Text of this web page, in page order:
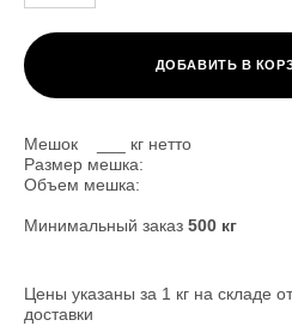
ДОБАВИТЬ В
Мешок ___ кг нетто
Размер мешка:
Объем мешка:
Минимальный заказ 500 кг
Цены указаны за 1 кг на складе
доставки